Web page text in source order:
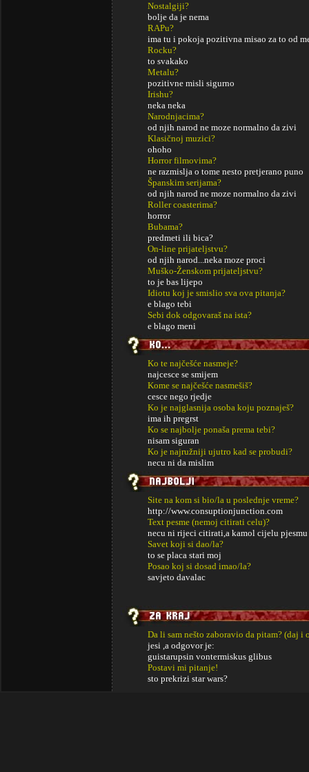
Nostalgiji?
bolje da je nema
RAPu?
ima tu i pokoja pozitivna misao za to od
Rocku?
to svakako
Metalu?
pozitivne misli sigurno
Irishu?
neka neka
Narodnjacima?
od njih narod ne moze normalno da zivi
Klasičnoj muzici?
ohoho
Horror filmovima?
ne razmislja o tome nesto pretjerano puno
Španskim serijama?
od njih narod ne moze normalno da zivi
Roller coasterima?
horror
Bubama?
predmeti ili bica?
On-line prijateljstvu?
od njih narod...neka moze proci
Muško-Ženskom prijateljstvu?
to je bas lijepo
Idiotu koj je smislio sva ova pitanja?
e blago tebi
Sebi dok odgovaraš na ista?
e blago meni
Ko te najčešće nasmeje?
najcesce se smijem
Kome se najčešće nasmešiš?
cesce nego rjedje
Ko je najglasnija osoba koju poznaješ?
ima ih pregrst
Ko se najbolje ponaša prema tebi?
nisam siguran
Ko je najružniji ujutro kad se probudi?
necu ni da mislim
Site na kom si bio/la u poslednje vreme?
http://www.consuptionjunction.com
Text pesme (nemoj citirati celu)?
necu ni rijeci citirati,a kamol cijelu pjesmu
Savet koji si dao/la?
to se placa stari moj
Posao koj si dosad imao/la?
savjeto davalac
Da li sam nešto zaboravio da pitam? (daj i
jesi ,a odgovor je:
guistarupsin vontermiskus glibus
Postavi mi pitanje!
sto prekrizi star wars?